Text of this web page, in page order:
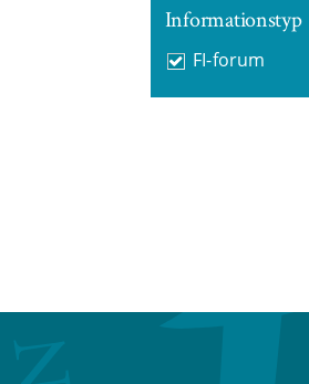
Informationstyp
FI-forum